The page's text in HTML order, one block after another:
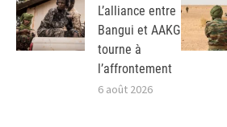
L’alliance entre
Bangui et AAKG
tourne à
l’affrontement
6 août 2026